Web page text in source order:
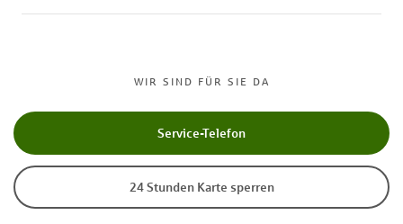
WIR SIND FÜR SIE DA
Service-Telefon
24 Stunden Karte sperren